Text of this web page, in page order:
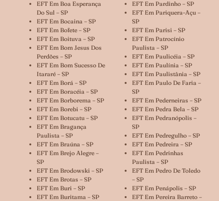
EFT Em Boa Esperança
Do Sul – SP
EFT Em Bocaina – SP
EFT Em Bofete – SP
EFT Em Boituva – SP
EFT Em Bom Jesus Dos
Perdões – SP
EFT Em Bom Sucesso De
Itararé – SP
EFT Em Borá – SP
EFT Em Boracéia – SP
EFT Em Borborema – SP
EFT Em Borebi – SP
EFT Em Botucatu – SP
EFT Em Bragança
Paulista – SP
EFT Em Braúna – SP
EFT Em Brejo Alegre –
SP
EFT Em Brodowski – SP
EFT Em Brotas – SP
EFT Em Buri – SP
EFT Em Buritama – SP
EFT Em Pardinho – SP
EFT Em Pariquera-Açu –
SP
EFT Em Parisi – SP
EFT Em Patrocínio
Paulista – SP
EFT Em Paulicéia – SP
EFT Em Paulínia – SP
EFT Em Paulistânia – SP
EFT Em Paulo De Faria –
SP
EFT Em Pederneiras – SP
EFT Em Pedra Bela – SP
EFT Em Pedranópolis –
SP
EFT Em Pedregulho – SP
EFT Em Pedreira – SP
EFT Em Pedrinhas
Paulista – SP
EFT Em Pedro De Toledo
– SP
EFT Em Penápolis – SP
EFT Em Pereira Barreto –